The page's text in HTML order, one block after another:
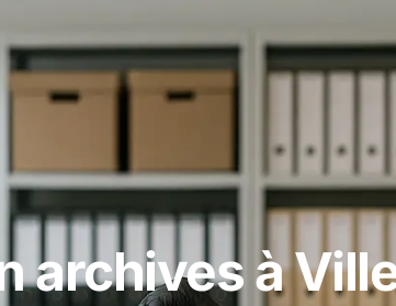
archives à